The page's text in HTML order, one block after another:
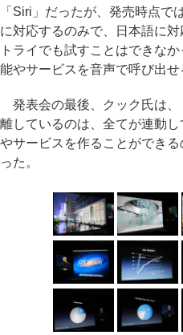
「Siri」だったが、発売時点で
に対応するのみで、日本語に
トライでも試すことはできな
能やサービスを音声で呼び出せ
発表会の最後、クック氏は、
離しているのは、全てが連動
やサービスを作ることができ
った。